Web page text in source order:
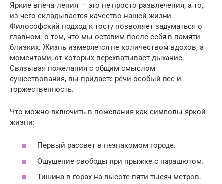
Яркие впечатления — это не просто развлечения, а то,
из чего складывается качество нашей жизни.
Философский подход к тосту позволяет задуматься о
главном: о том, что мы оставим после себя в памяти
близких. Жизнь измеряется не количеством вдохов, а
моментами, от которых перехватывает дыхание.
Связывая пожелания с общим смыслом
существования, вы придаете речи особый вес и
торжественность.
Что можно включить в пожелания как символы яркой
жизни:
Первый рассвет в незнакомом городе.
Ощущение свободы при прыжке с парашютом.
Тишина в горах на высоте пяти тысяч метров.